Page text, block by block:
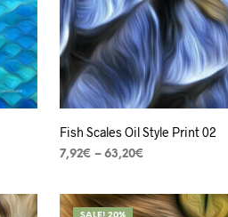
Fish Scales Oil Style Print 02
7,92€ – 63,20€